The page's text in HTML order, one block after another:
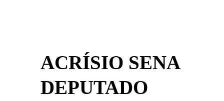
ACRÍSIO SENA
DEPUTADO